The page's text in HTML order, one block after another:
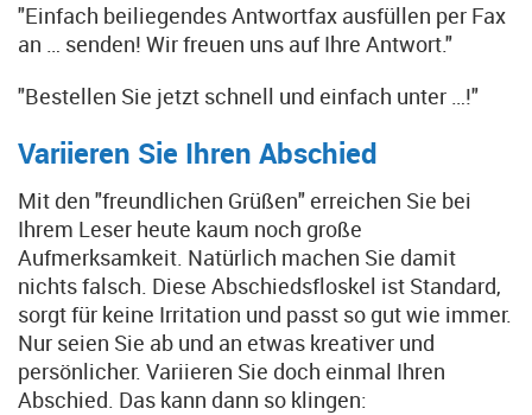
"Einfach beiliegendes Antwortfax ausfüllen per Fax
an … senden! Wir freuen uns auf Ihre Antwort."
"Bestellen Sie jetzt schnell und einfach unter …!"
Variieren Sie Ihren Abschied
Mit den "freundlichen Grüßen" erreichen Sie bei
Ihrem Leser heute kaum noch große
Aufmerksamkeit. Natürlich machen Sie damit
nichts falsch. Diese Abschiedsfloskel ist Standard,
sorgt für keine Irritation und passt so gut wie immer.
Nur seien Sie ab und an etwas kreativer und
persönlicher. Variieren Sie doch einmal Ihren
Abschied. Das kann dann so klingen: